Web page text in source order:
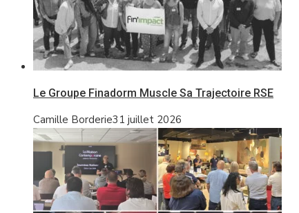
Le Groupe Finadorm Muscle Sa Trajectoire RSE
Camille Borderie31 juillet 2026